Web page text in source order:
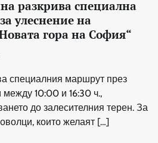
разкрива специална
улеснение на
гора на София“
специалния маршрут през
10:00 и 16:30 ч.,
до залесителния терен. За
които желаят […]